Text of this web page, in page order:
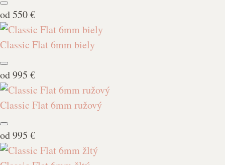
od550 €
Classic Flat 6mm biely
od995 €
Classic Flat 6mm ružový
od995 €